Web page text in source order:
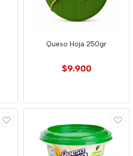
Queso Hoja 250gr
$9.900